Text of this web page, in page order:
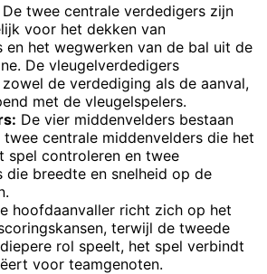
De twee centrale verdedigers zijn
voor het dekken van
en het wegwerken van de bal uit de
De vleugelverdedigers
de verdediging als de aanval,
met de vleugelspelers.
De vier middenvelders bestaan
centrale middenvelders die het
spel controleren en twee
die breedte en snelheid op de
hoofdaanvaller richt zich op het
terwijl de tweede
rol speelt, het spel verbindt
voor teamgenoten.